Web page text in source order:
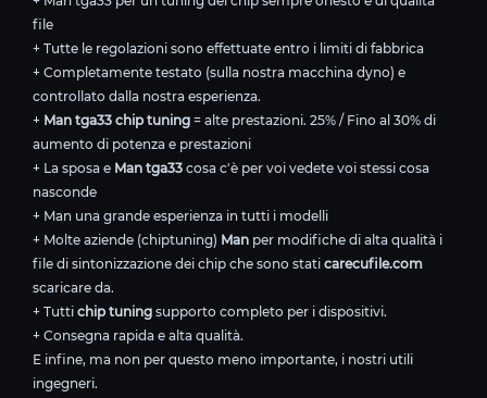
file
+ Tutte le regolazioni sono effettuate entro i limiti di fabbrica
+ Completamente testato (sulla nostra macchina dyno) e
controllato dalla nostra esperienza.
+ Man tga33 chip tuning = alte prestazioni. 25% / Fino al 30% di
aumento di potenza e prestazioni
+ La sposa e Man tga33 cosa c'è per voi vedete voi stessi cosa
nasconde
+ Man una grande esperienza in tutti i modelli
+ Molte aziende (chiptuning) Man per modifiche di alta qualità i
file di sintonizzazione dei chip che sono stati carecufile.com
scaricare da.
+ Tutti chip tuning supporto completo per i dispositivi.
+ Consegna rapida e alta qualità.
E infine, ma non per questo meno importante, i nostri utili
ingegneri.